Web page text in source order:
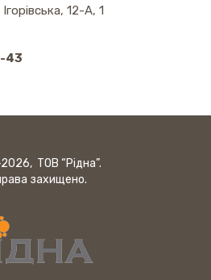
12-А, 1
43
ТОВ “Рідна”.
захищено.